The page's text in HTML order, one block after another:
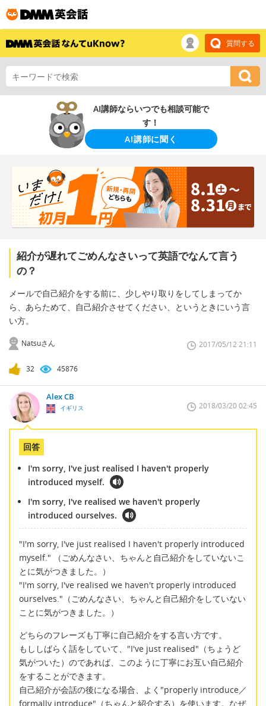
質問する
AI講師ならいつでも相談可能で
す！
AI講師に聞く
紹介が遅れてごめんなさいって英語でなんて言う
の？
メールで自己紹介をする前に、少しやり取りをしてしまってか
ら、あらためて、自己紹介させてください、というときにいう言
い方。
Natsuさん 2017/05/12 21:11
32 45876
Alex CB
イギリス 2018/03/20 02:45
回答
I'm sorry, I've just realised I haven't properly
introduced myself.
I'm sorry, I've realised we haven't properly
introduced ourselves.
"I'm sorry, I've just realised I haven't properly introduced
myself." （ごめんなさい、ちゃんと自己紹介をしていないこ
とに気がつきました。）
"I'm sorry, I've realised we haven't properly introduced
ourselves."（ごめんなさい、ちゃんと自己紹介をしていない
ことに気がつきました。）
どちらのフレーズも丁寧に自己紹介をする言い方です。
もししばらく話をしていて、"I've just realised"（ちょうど
気がついた）のであれば、このように丁寧にお互い自己紹介
をすることができます。
自己紹介が会話の後になる場合、よく"properly introduce／
formally introduce"（ちゃんと紹介する）を使います。なぜ